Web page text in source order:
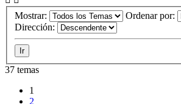
Mostrar:
Ordenar por:
Dirección:
37 temas
1
2